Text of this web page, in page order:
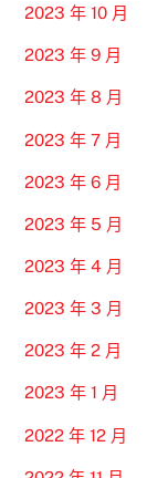
2023 年 10 月
2023 年 9 月
2023 年 8 月
2023 年 7 月
2023 年 6 月
2023 年 5 月
2023 年 4 月
2023 年 3 月
2023 年 2 月
2023 年 1 月
2022 年 12 月